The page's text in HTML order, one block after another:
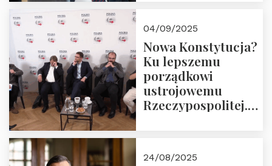
04/09/2025
Nowa Konstytucja?
Ku lepszemu
porządkowi
ustrojowemu
Rzeczypospolitej.
24/08/2025